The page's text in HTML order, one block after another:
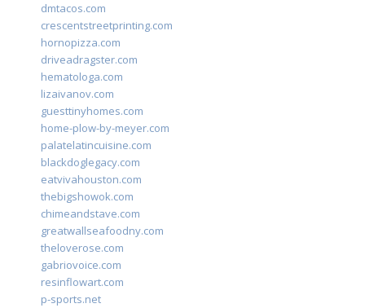
dmtacos.com
crescentstreetprinting.com
hornopizza.com
driveadragster.com
hematologa.com
lizaivanov.com
guesttinyhomes.com
home-plow-by-meyer.com
palatelatincuisine.com
blackdoglegacy.com
eatvivahouston.com
thebigshowok.com
chimeandstave.com
greatwallseafoodny.com
theloverose.com
gabriovoice.com
resinflowart.com
p-sports.net